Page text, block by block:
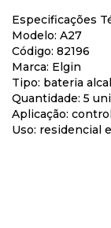
Especificações
Modelo: A27
Código: 82196
Marca: Elgin
Tipo: bateria
Quantidade: 5
Aplicação:
Uso: residencial